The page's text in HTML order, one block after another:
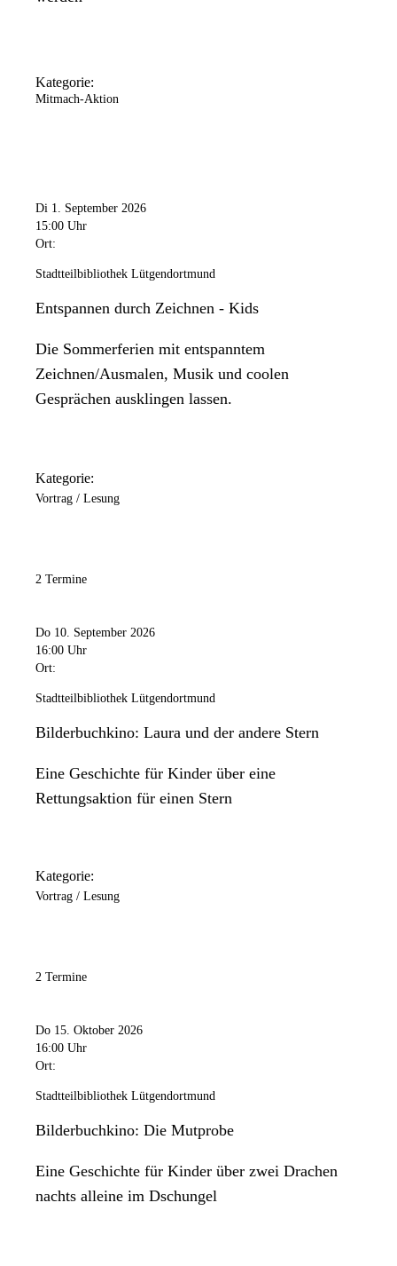
Kategorie:
Mitmach-Aktion
Di 1. September 2026
15:00 Uhr
Ort:
Stadtteilbibliothek Lütgendortmund
Entspannen durch Zeichnen - Kids
Die Sommerferien mit entspanntem
Zeichnen/Ausmalen, Musik und coolen
Gesprächen ausklingen lassen.
Kategorie:
Vortrag / Lesung
2 Termine
Do 10. September 2026
16:00 Uhr
Ort:
Stadtteilbibliothek Lütgendortmund
Bilderbuchkino: Laura und der andere Stern
Eine Geschichte für Kinder über eine
Rettungsaktion für einen Stern
Kategorie:
Vortrag / Lesung
2 Termine
Do 15. Oktober 2026
16:00 Uhr
Ort:
Stadtteilbibliothek Lütgendortmund
Bilderbuchkino: Die Mutprobe
Eine Geschichte für Kinder über zwei Drachen
nachts alleine im Dschungel